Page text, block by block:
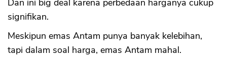
Dan ini big deal karena perbedaan harganya cukup
signifikan.
Meskipun emas Antam punya banyak kelebihan,
tapi dalam soal harga, emas Antam mahal.